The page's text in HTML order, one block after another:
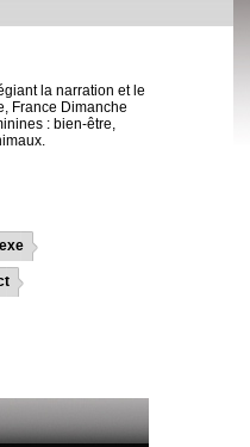
la narration et le
France Dimanche
: bien-être,